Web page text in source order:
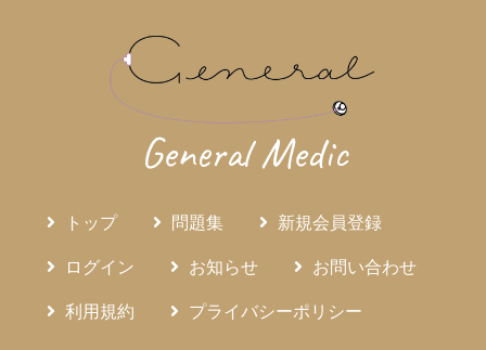
がん疼痛 がん薬物療法
ギランバレー症候群
クラミジア グラム染色
グラム陰性双球菌 クリプトスポリジウム症 グレリン
コレシストキニン コレステロール塞栓症
コレステロール結石 サルコイドーシス サルコペニア
ジクロロプロパン
General Medic
トップ 問題集 新規会員登録
ログイン お知らせ お問い合わせ
利用規約 プライバシーポリシー